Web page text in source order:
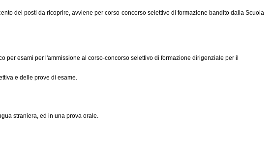
dei posti da ricoprire, avviene per corso-concorso selettivo di formazione bandito dalla Scuola
esami per l'ammissione al corso-concorso selettivo di formazione dirigenziale per il
e delle prove di esame.
straniera, ed in una prova orale.